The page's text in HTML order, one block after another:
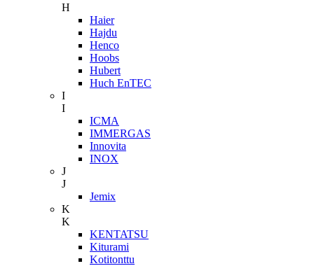
H
Haier
Hajdu
Henco
Hoobs
Hubert
Huch EnTEC
I
I
ICMA
IMMERGAS
Innovita
INOX
J
J
Jemix
K
K
KENTATSU
Kiturami
Kotitonttu